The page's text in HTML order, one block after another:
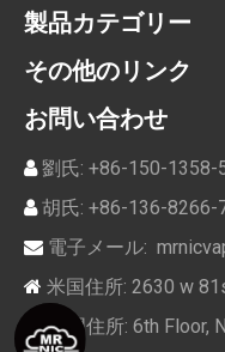
製品カテゴリー
その他のリンク
お問い合わせ
劉氏: +86-150-1358-
胡氏: +86-136-8266-
 電子メール:
 米国住所: 2630 w
中国住所: 6th Floor,